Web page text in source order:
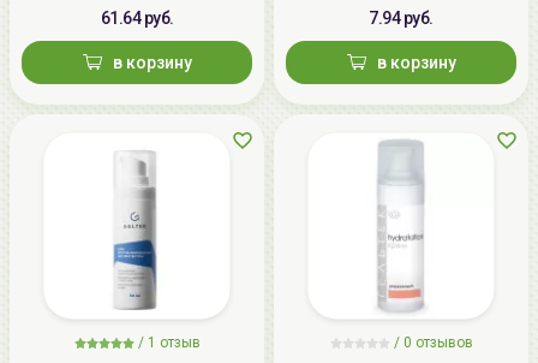
61.64 руб.
в корзину
7.94 руб.
в корзину
/ 1 отзыв
/ 0 отзывов